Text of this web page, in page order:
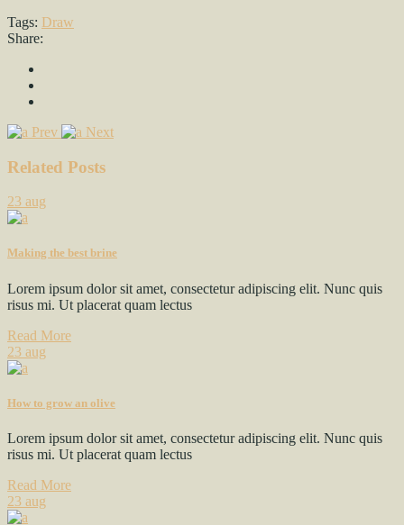
Tags: Draw
Share:
Prev Next
Related Posts
23 aug
Making the best brine
Lorem ipsum dolor sit amet, consectetur adipiscing elit. Nunc quis
risus mi. Ut placerat quam lectus
Read More
23 aug
How to grow an olive
Lorem ipsum dolor sit amet, consectetur adipiscing elit. Nunc quis
risus mi. Ut placerat quam lectus
Read More
23 aug